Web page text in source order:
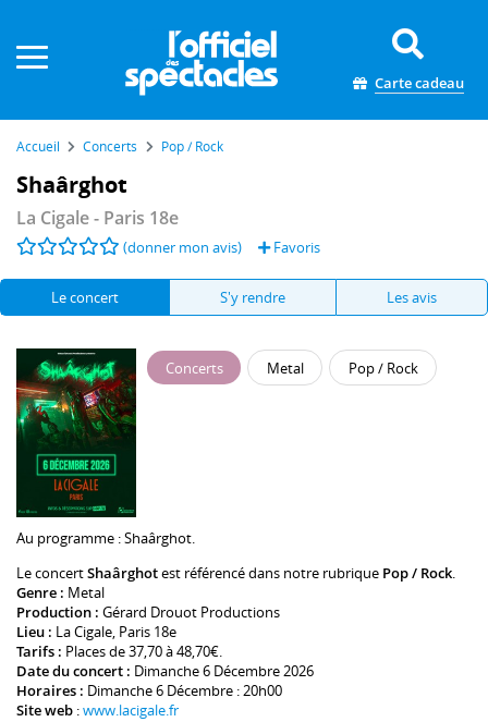
Carte cadeau
Accueil Concerts Pop / Rock
Shaârghot
La Cigale- Paris 18e
(donner mon avis) Favoris
Le concert S'y rendre Les avis
Concerts Metal Pop / Rock
Au programme :Shaârghot.
Le concertShaârghotest référencé dans notre rubrique Pop / Rock.
Genre : Metal
Production : Gérard Drouot Productions
Lieu : La Cigale, Paris 18e
Tarifs : Places de 37,70 à 48,70€.
Date du concert : Dimanche 6 Décembre 2026
Horaires : Dimanche 6 Décembre : 20h00
Site web :www.lacigale.fr